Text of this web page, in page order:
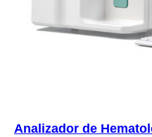
Analizador de